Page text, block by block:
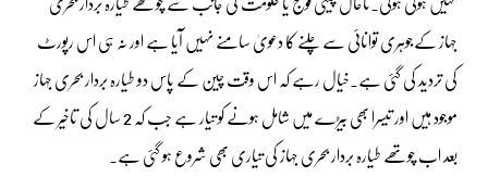
جہاز کےجوہری توانائی سے چلنے کا دعویٰ سامنے نہیں آیا ہے اور نہ ہی اس رپورٹ
کی تردید کی گئی ہے۔خیال رہے کہ اس وقت چین کے پاس دو طیارہ بردار بحری جہاز
موجود ہیں اور تیسرا بھی بیڑے میں شامل ہونے کو تیار ہے جب کہ 2 سال کی تاخیر کے
بعد اب چوتھے طیارہ بردار بحری جہاز کی تیاری بھی شروع ہو گئی ہے۔